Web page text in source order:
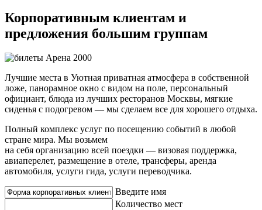
Корпоративным клиентам и
предложения большим группам
Лучшие места в Уютная приватная атмосфера в собственной
ложе, панорамное окно с видом на поле, персональный
официант, блюда из лучших ресторанов Москвы, мягкие
сиденья с подогревом — мы сделаем все для хорошего отдыха.
Полный комплекс услуг по посещению событий в любой
стране мира. Мы возьмем
на себя организацию всей поездки — визовая поддержка,
авиаперелет, размещение в отеле, трансферы, аренда
автомобиля, услуги гида, услуги переводчика.
Введите имя
Количество мест